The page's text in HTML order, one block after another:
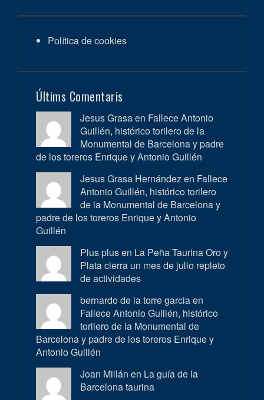
Política de cookies
Últims Comentaris
Jesus Grasa en Fallece Antonio
Guillén, histórico torilero de la
Monumental de Barcelona y padre
de los toreros Enrique y Antonio Guillén
Jesus Grasa Hernández en Fallece
Antonio Guillén, histórico torilero
de la Monumental de Barcelona y
padre de los toreros Enrique y Antonio
Guillén
Plus plus en La Peña Taurina Oro y
Plata cierra un mes de julio repleto
de actividades
bernardo de la torre garcia en
Fallece Antonio Guillén, histórico
torilero de la Monumental de
Barcelona y padre de los toreros Enrique y
Antonio Guillén
Joan Millán en La guía de la
Barcelona taurina